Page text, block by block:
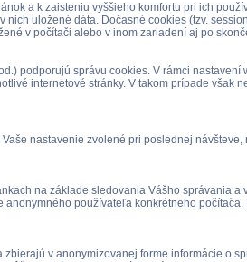
a k zaisteniu vyššieho komfortu pri ich
uložené dáta. Dočasné cookies (tzv.
v počítači alebo v inom zariadení aj po
podporujú správu cookies. V rámci
internetové stránky. V takom prípade však
nastavenie zvolené pri poslednej
na základe sledovania Vášho správania
používateľa konkrétneho
v anonymizovanej forme informácie o